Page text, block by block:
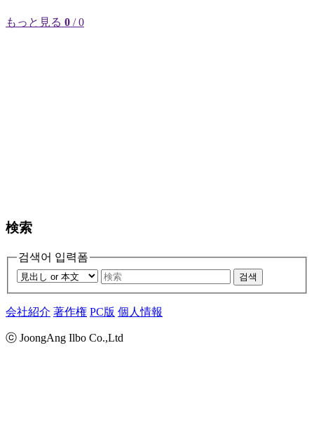
もっと見る 0 / 0
検索
검색어 입력폼
검색
会社紹介 著作権 PC版 個人情報
ⓒ JoongAng Ilbo Co.,Ltd